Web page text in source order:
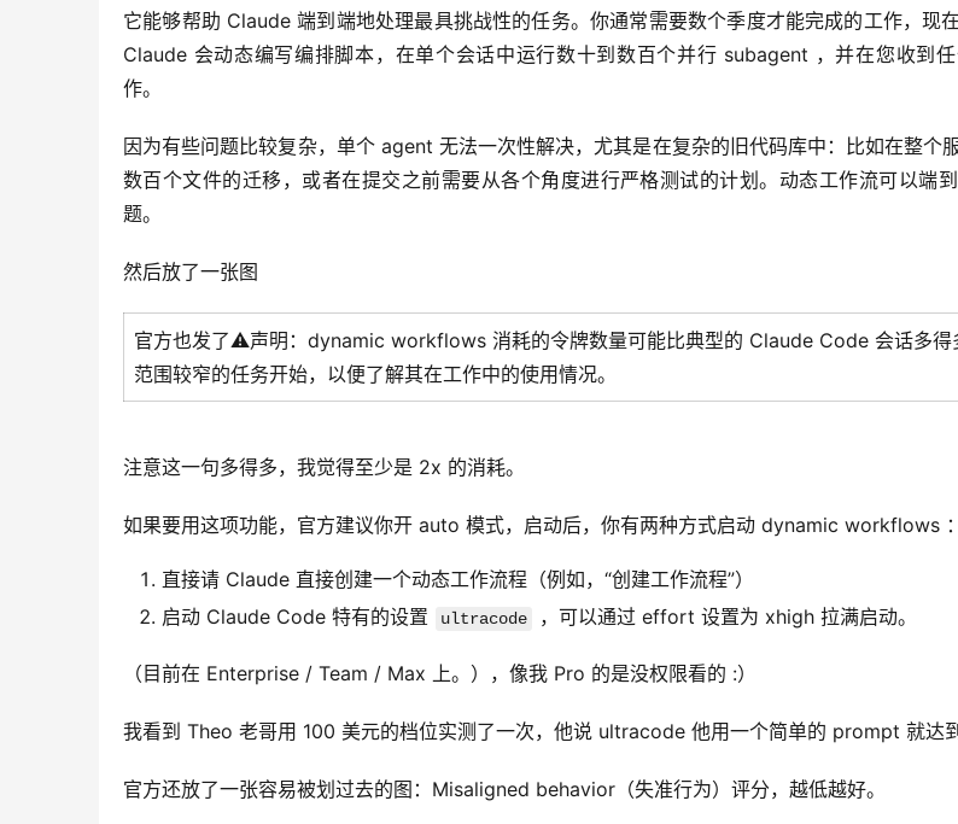
它能够帮助 Claude 端到端地处理最具挑战性的任务。你通常需要数个季度才能完成的工作，现
Claude 会动态编写编排脚本，在单个会话中运行数十到数百个并行 subagent ，并在您收到
作。
因为有些问题比较复杂，单个 agent 无法一次性解决，尤其是在复杂的旧代码库中：比如在整个
数百个文件的迁移，或者在提交之前需要从各个角度进行严格测试的计划。动态工作流可以端
题。
然后放了一张图
官方也发了⚠️声明：dynamic workflows 消耗的令牌数量可能比典型的 Claude Code 会话多得
范围较窄的任务开始，以便了解其在工作中的使用情况。
注意这一句多得多，我觉得至少是 2x 的消耗。
如果要用这项功能，官方建议你开 auto 模式，启动后，你有两种方式启动 dynamic workflows ：
直接请 Claude 直接创建一个动态工作流程（例如，“创建工作流程”）
启动 Claude Code 特有的设置
ultracode ，可以通过 effort 设置为 xhigh 拉满启动。
（目前在 Enterprise / Team / Max 上。），像我 Pro 的是没权限看的 :）
我看到 Theo 老哥用 100 美元的档位实测了一次，他说 ultracode 他用一个简单的 prompt 就达
官方还放了一张容易被划过去的图：Misaligned behavior（失准行为）评分，越低越好。